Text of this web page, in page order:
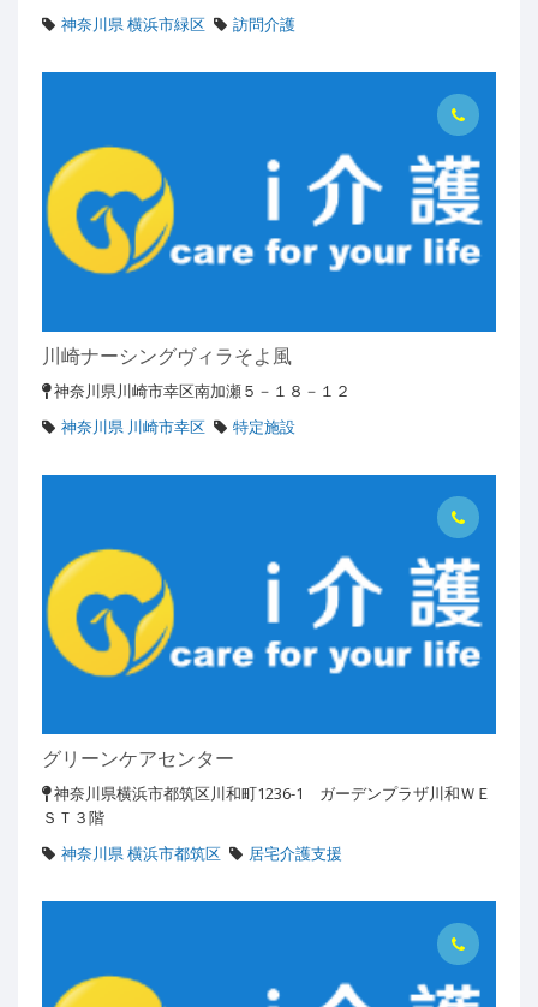
神奈川県 横浜市緑区
訪問介護
川崎ナーシングヴィラそよ風
神奈川県川崎市幸区南加瀬５－１８－１２
神奈川県 川崎市幸区
特定施設
グリーンケアセンター
神奈川県横浜市都筑区川和町1236-1 ガーデンプラザ川和ＷＥ
ＳＴ３階
神奈川県 横浜市都筑区
居宅介護支援